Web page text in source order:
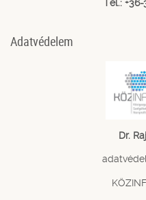
Tel.:
Adatvédelem
Dr.